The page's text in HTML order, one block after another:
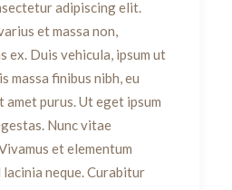
adipiscing elit.
et massa non,
ex. Duis vehicula, ipsum ut
massa finibus nibh, eu
amet purus. Ut eget ipsum
Nunc vitae
et elementum
lacinia neque. Curabitur